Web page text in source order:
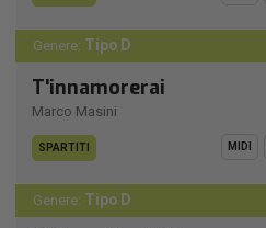
Genere: Tipo D
T'innamorerai
Marco Masini
SPARTITI MIDI
Genere: Tipo D